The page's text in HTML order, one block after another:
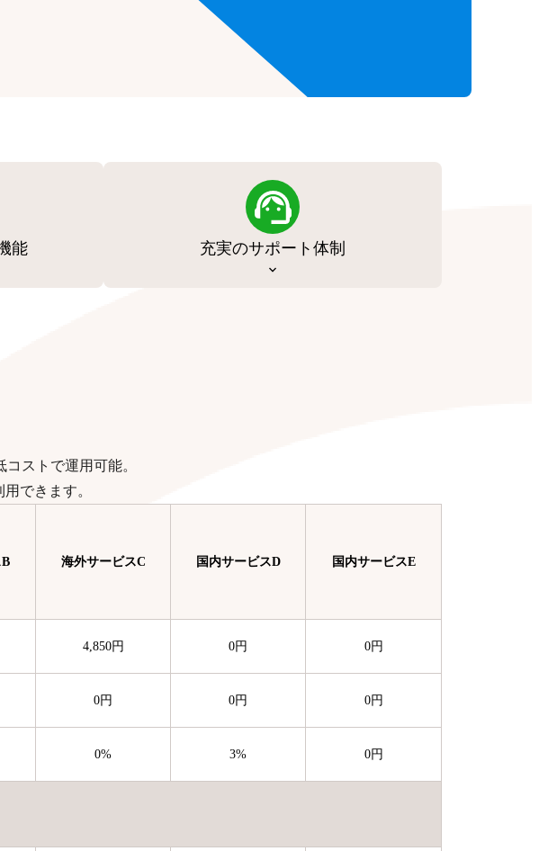
能 充実のサポート体制
ストで運用可能。
できます。
海外サービスC 国内サービスD 国内サービスE
4,850円 0円 0円
0円 0円 0円
0% 3% 0円